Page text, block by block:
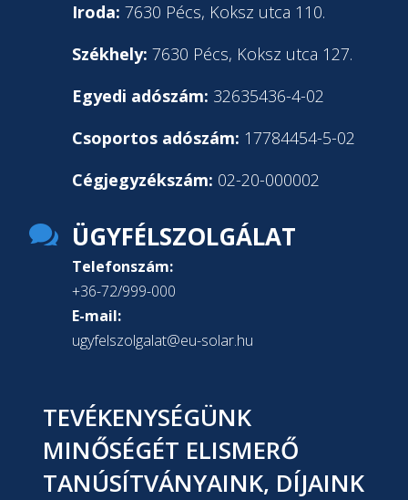
Iroda: 7630 Pécs, Koksz utca 110.
Székhely: 7630 Pécs, Koksz utca 127.
Egyedi adószám: 32635436-4-02
Csoportos adószám: 17784454-5-02
Cégjegyzékszám: 02-20-000002
 ÜGYFÉLSZOLGÁLAT
Telefonszám:
+36-72/999-000
E-mail:
ugyfelszolgalat@eu-solar.hu
TEVÉKENYSÉGÜNK
MINŐSÉGÉT ELISMERŐ
TANÚSÍTVÁNYAINK, DÍJAINK